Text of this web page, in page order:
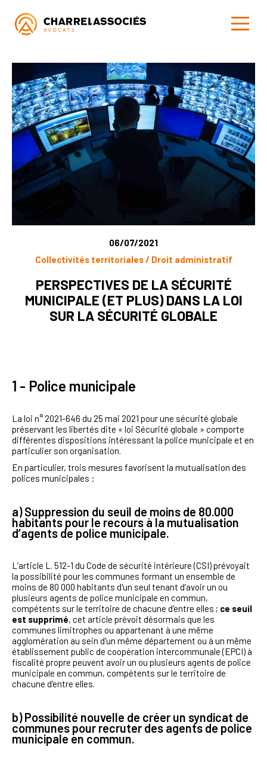
06/07/2021
Collectivités territoriales / Droit administratif
PERSPECTIVES DE LA SÉCURITÉ
MUNICIPALE (ET PLUS) DANS LA LOI
SUR LA SÉCURITÉ GLOBALE
1 - Police municipale
La loi n° 2021-646 du 25 mai 2021 pour une sécurité globale
préservant les libertés dite « loi Sécurité globale » comporte
différentes dispositions intéressant la police municipale et en
particulier son organisation.
En particulier, trois mesures favorisent la mutualisation des
polices municipales :
a) Suppression du seuil de moins de 80.000
habitants pour le recours à la mutualisation
d’agents de police municipale.
L’article L. 512-1 du Code de sécurité intérieure (CSI) prévoyait
la possibilité pour les communes formant un ensemble de
moins de 80 000 habitants d'un seul tenant d’avoir un ou
plusieurs agents de police municipale en commun,
compétents sur le territoire de chacune d'entre elles ; ce seuil
est supprimé, cet article prévoit désormais que les
communes limitrophes ou appartenant à une même
agglomération au sein d'un même département ou à un même
établissement public de coopération intercommunale (EPCI) à
fiscalité propre peuvent avoir un ou plusieurs agents de police
municipale en commun, compétents sur le territoire de
chacune d'entre elles.
b) Possibilité nouvelle de créer un syndicat de
communes pour recruter des agents de police
municipale en commun.